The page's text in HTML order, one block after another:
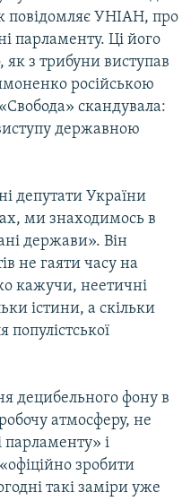
повідомляє УНІАН, про
парламенту. Ці його
як з трибуни виступав
російською
скандувала:
державною
депутати України
ми знаходимось в
держави». Він
не гаяти часу на
кажучи, неетичні
істини, а скільки
популістської
децибельного фону в
атмосферу, не
парламенту» і
зробити
такі заміри уже